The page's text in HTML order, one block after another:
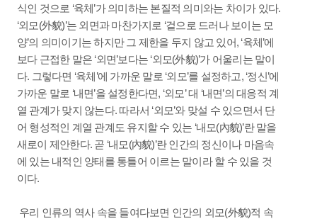
식인 것으로 ‘육체’가 의미하는 본질적 의미와는 차이가 있다.
‘외모(外貌)’는 외면과 마찬가지로 ‘겉으로 드러나 보이는 모
양’의 의미이기는 하지만 그 제한을 두지 않고 있어, ‘육체’에
보다 근접한 말은 ‘외면’보다는 ‘외모(外貌)’가 어울리는 말이
다. 그렇다면 ‘육체’에 가까운 말로 ‘외모’를 설정하고, ‘정신’에
가까운 말로 ‘내면’을 설정한다면, ‘외모’ 대 ‘내면’의 대응적 계
열 관계가 맞지 않는다. 따라서 ‘외모’와 맞설 수 있으면서 단
어 형성적인 계열 관계도 유지할 수 있는 ‘내모(內貌)’란 말을
새로이 제안한다. 곧 ‘내모(內貌)’란 인간의 정신이나 마음속
에 있는 내적인 양태를 통틀어 이르는 말이라 할 수 있을 것
이다.
우리 인류의 역사 속을 들여다보면 인간의 외모(外貌)적 속